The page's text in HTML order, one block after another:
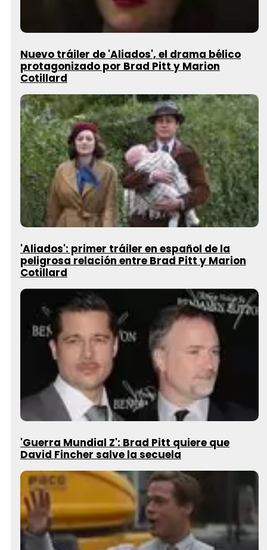
Nuevo tráiler de 'Aliados', el drama bélico
protagonizado por Brad Pitt y Marion
Cotillard
'Aliados': primer tráiler en español de la
peligrosa relación entre Brad Pitt y Marion
Cotillard
'Guerra Mundial Z': Brad Pitt quiere que
David Fincher salve la secuela